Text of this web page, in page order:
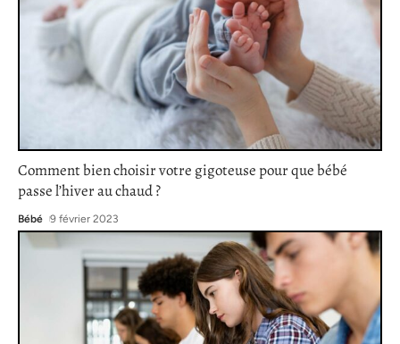
Comment bien choisir votre gigoteuse pour que bébé
passe l’hiver au chaud ?
Bébé 9 février 2023